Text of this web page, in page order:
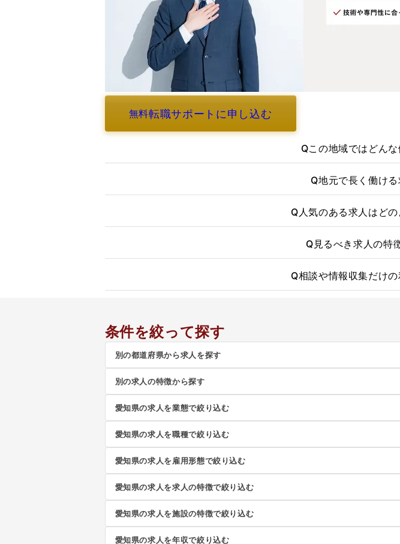
無料転職サポートに申し込む
よくあるご質問
Qこの地域ではどん
Q地元で長く働け
Q人気のある求人はど
Q 見るべき求人の特
Q相談や情報収集だけ
条件を絞って探す
別の都道府県から求人を探す
別の求人の特徴から探す
愛知県の求人を業態で絞り込む
愛知県の求人を職種で絞り込む
愛知県の求人を雇用形態で絞り込む
愛知県の求人を求人の特徴で絞り込む
愛知県の求人を施設の特徴で絞り込む
愛知県の求人を年収で絞り込む